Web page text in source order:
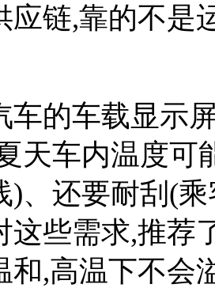
应链,靠的不是
车的车载显
天车内温度
)、还要耐刮(
这些需求,推荐
和,高温下不会